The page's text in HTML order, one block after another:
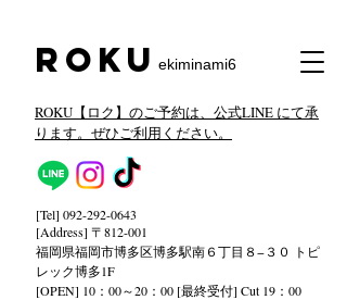
​Roku ekiminami6
[Tel] 092-292-0643
[Address] 〒812-001
福岡県福岡市博多区博多駅南６丁目８−３０ トピ
レック博多1F
[OPEN] 10：00～20：00 [最終受付] Cut 19：00
ROKU【ロク】のご予約は、公式LINE にて承
ります。ぜひご利用ください。